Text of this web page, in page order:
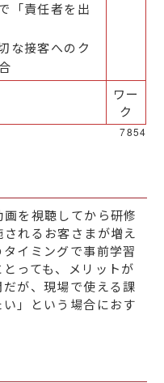
「責任者を出
な接客へのク
ワー
ク
7854
を視聴してから研修
れるお客さまが増え
イミングで事前学習
っても、メリットが
が、現場で使える課
」という場合におす